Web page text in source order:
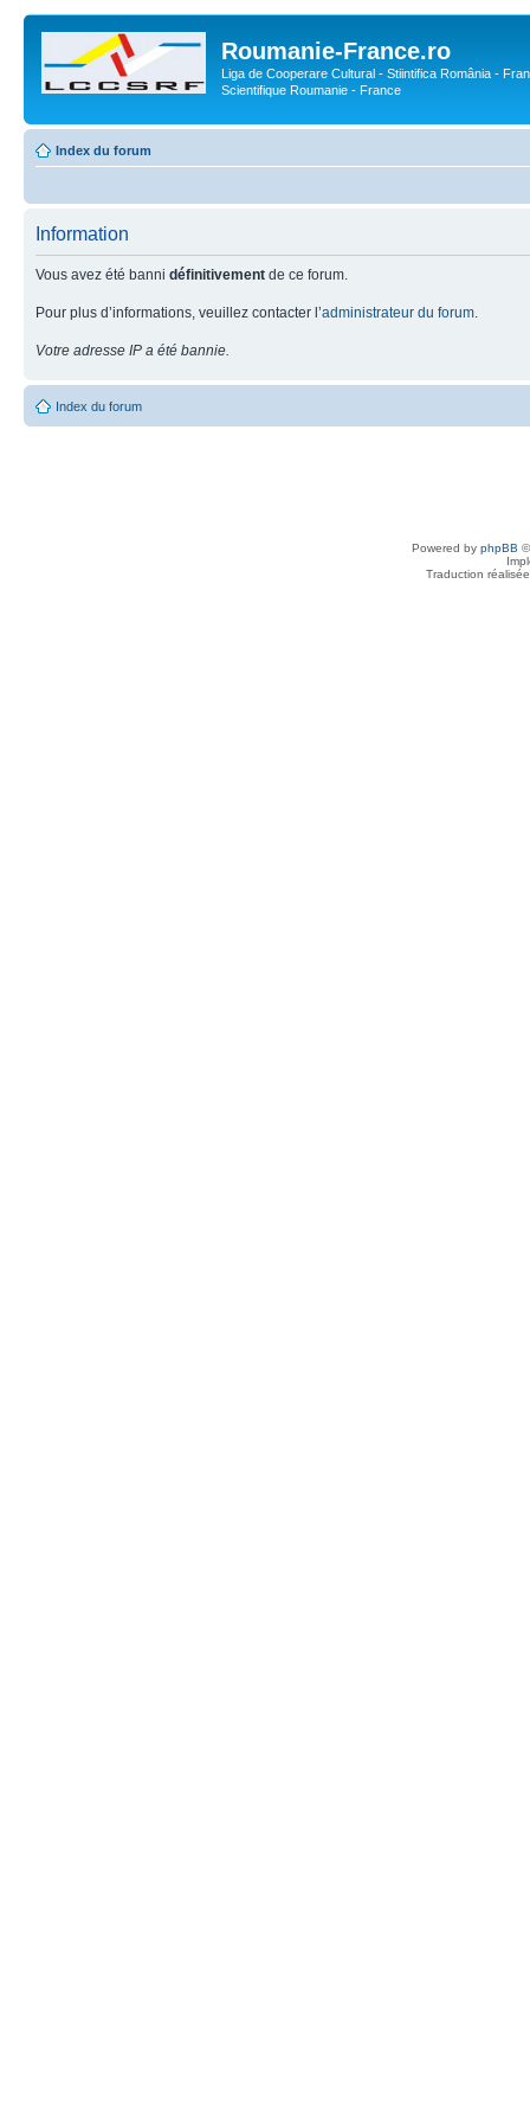
Roumanie-France.ro
Liga de Cooperare Cultural - Stiintifica România -
Scientifique Roumanie - France
Index du forum
Information
Vous avez été banni définitivement de ce forum.
Pour plus d’informations, veuillez contacter l’administrateur du forum
Votre adresse IP a été bannie.
Index du forum
Powered by phpBB
Traduction